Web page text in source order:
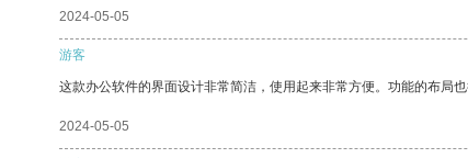
2024-05-05
游客
这款办公软件的界面设计非常简洁，使用起来非常方便。功能的布局也
2024-05-05